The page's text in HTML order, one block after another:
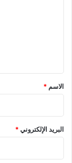
*
الاسم *
البريد الإلكتروني*